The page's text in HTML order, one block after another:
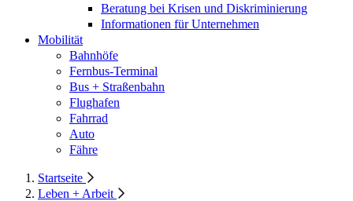
Beratung bei Krisen und Diskriminierung
Informationen für Unternehmen
Mobilität
Bahnhöfe
Fernbus-Terminal
Bus + Straßenbahn
Flughafen
Fahrrad
Auto
Fähre
Startseite
Leben + Arbeit